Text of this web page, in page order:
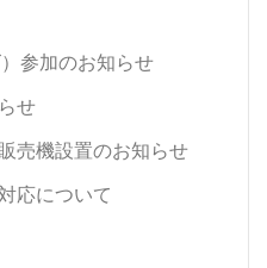
参加のお知らせ
せ
売機設置のお知らせ
応について